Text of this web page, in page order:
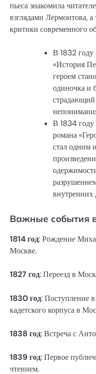
пьеса знакомила
взглядами Лермонтова,
критики современного
В 1832
«История
героем
одиночка и
страдающий
В 1834 году
романа
стал одним
внутренних
Важные события
1814 год: Рождение
Москве.
1827 год: Переезд в
1830 год: Поступление
кадетского корпуса в
1838 год: Встреча с
1839 год: Первое
чтением.